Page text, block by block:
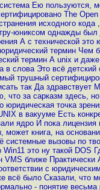
Ею пользуются,
The Open
исходного кода ,
юниксом однажды был
А с технической
термин Чем
термин А unix и
в слова Это всё детский
трушный
так Да
что за сарказм здесь,
юридическая точка
в вакууме Есть
ядро И пока
книга, на
системные вызовы по
это ну такой DOS
VMS ближе
с
всё было Сказали, что
- понятие